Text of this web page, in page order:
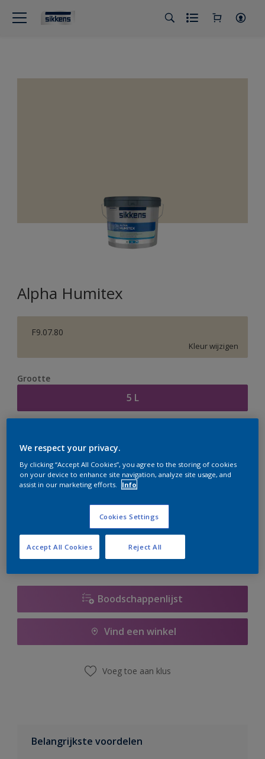
Alpha Humitex
F9.07.80
Kleur wijzigen
Grootte
5 L
er hard aan om de voorraad aan te vullen.
Boodschappenlijst
Vind een winkel
Voeg toe aan klus
Belangrijkste voordelen
We respect your privacy.
By clicking “Accept All Cookies”, you agree to the storing of cookies
on your device to enhance site navigation, analyze site usage, and
assist in our marketing efforts.
Info
Cookies Settings
Reject All
Accept All Cookies